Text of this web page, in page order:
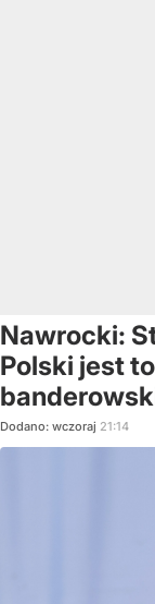
Nawrocki:
Polski jest
Dodano: wczoraj 21:14